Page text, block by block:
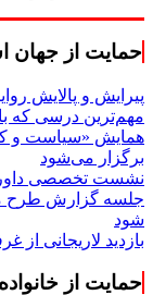
حمایت از جهان
پیرایش و پالایش
مهم‌ترین درسی که
همایش «سیاست و
برگزار می‌شود
نشست تخصصی
جلسه گزارش طرح
شود
بازدید لاریجانی از
حمایت از